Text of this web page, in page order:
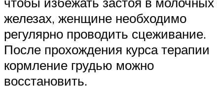
железах, женщине необходимо
регулярно проводить сцеживание.
После прохождения курса терапии
кормление грудью можно
восстановить.